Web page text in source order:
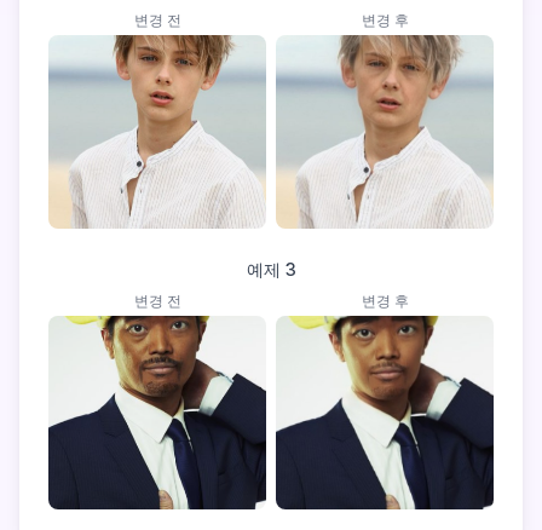
변경 전 변경 후
예제 3
변경 전 변경 후